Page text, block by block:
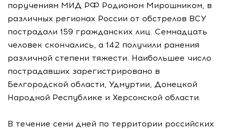
поручениям МИД РФ Родионом Мирошником, в
различных регионах России от обстрелов ВСУ
пострадали 159 гражданских лиц. Семнадцать
человек скончались, а 142 получили ранения
различной степени тяжести. Наибольшее число
пострадавших зарегистрировано в
Белгородской области, Удмуртии, Донецкой
Народной Республике и Херсонской области.
В течение семи дней по территории российских